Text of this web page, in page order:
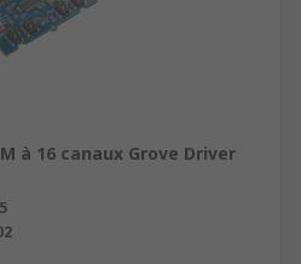
à 16 canaux Grove Driver